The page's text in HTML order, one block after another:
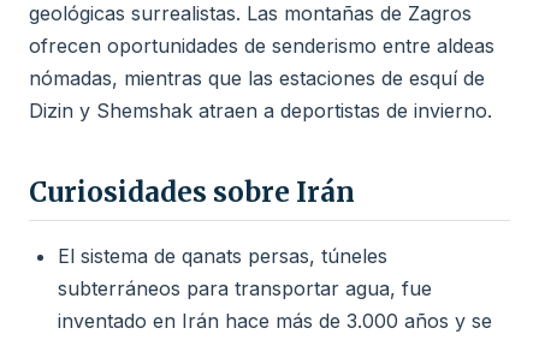
geológicas surrealistas. Las montañas de Zagros
ofrecen oportunidades de senderismo entre aldeas
nómadas, mientras que las estaciones de esquí de
Dizin y Shemshak atraen a deportistas de invierno.
Curiosidades sobre Irán
El sistema de qanats persas, túneles
subterráneos para transportar agua, fue
inventado en Irán hace más de 3.000 años y se